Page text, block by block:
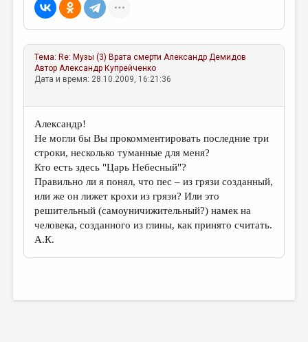
Тема: Re: Музы (3) Врата смерти Александр Демидов
АвторАлександр Купрейченко
Дата и время: 28.10.2009, 16:21:36
Александр!
Не могли бы Вы прокомментировать последние три
строки, несколько туманные для меня?
Кто есть здесь "Царь Небесный"?
Правильно ли я понял, что пес – из грязи созданный,
или же он лижет крохи из грязи? Или это
решительный (самоуничижительный?) намек на
человека, созданного из глины, как принято считать.
А.К.